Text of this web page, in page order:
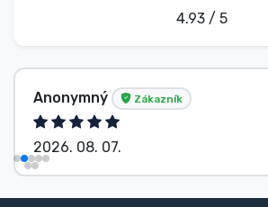
4.93 / 5
C. Judit Gabriella Zákazník
2026. 08. 07.